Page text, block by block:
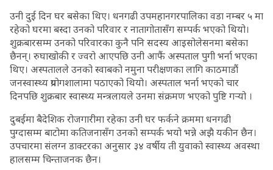
उनी दुई दिन घर बसेका थिए। धनगढी उपमहानगरपालिका वडा नम्बर ५ मा
रहेको घरमा बस्दा उनको परिवार र नातागोतासँग सम्पर्क भएको थियो।
शुक्रबारसम्म उनको परिवारका कुनै पनि सदस्य आइसोलेसनमा बसेका
छैनन्। रुघाखोकी र ज्वरो आएपछि उनी आफैं अस्पताल पुगी भर्ना भएका
थिए। अस्पतालले उनको स्वाबको नमुना परीक्षणका लागि काठमाडौं
जनस्वास्थ्य प्रयोगशालामा पठाएको थियो। अस्पताल भर्ना भएको चार
दिनपछि शुक्रबार स्वास्थ्य मन्त्रलायले उनमा संक्रमण भएको पुष्टि गर्‍यो ।
दुबईमा बैदेशिक रोजगारीमा रहेका उनी घर फर्कने क्रममा धनगढी
पुग्दासम्म बाटोमा कतिजनासँग उनको सम्पर्क भयो भन्ने अझै यकीन छैन।
उपचारमा संलग्न डाक्टरका अनुसार ३४ वर्षीय ती युवाको स्वास्थ्य अवस्था
हालसम्म चिन्ताजनक छैन।